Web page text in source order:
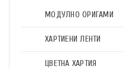
МОДУЛНО ОРИГАМИ
ХАРТИЕНИ ЛЕНТИ
ЦВЕТНА ХАРТИЯ